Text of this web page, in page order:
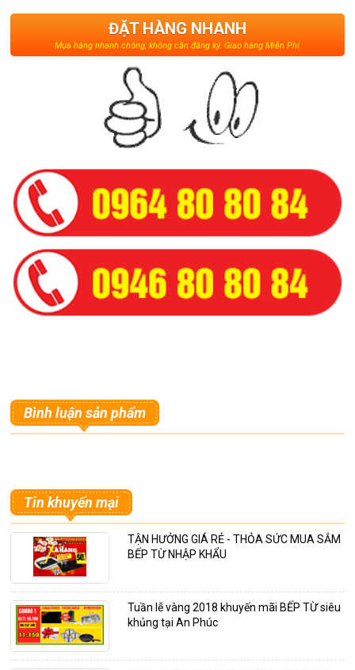
ĐẶT HÀNG NHANH
Mua hàng nhanh chóng, không cần đăng ký. Giao hàng Miễn Phí
Bình luận sản phẩm
Tin khuyến mại
TẬN HƯỞNG GIÁ RẺ - THỎA SỨC MUA SẮM
BẾP TỪ NHẬP KHẨU
Tuần lễ vàng 2018 khuyến mãi BẾP TỪ siêu
khủng tại An Phúc